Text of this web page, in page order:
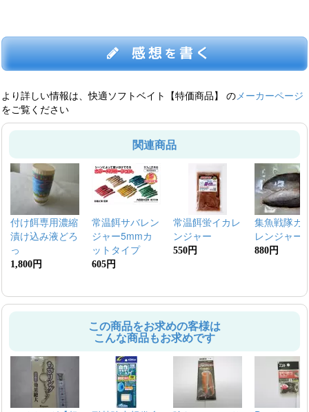
感想を書く
より詳しい情報は、快適ソフトベイト【特価商品】 のメーカーページ
をご覧ください
関連商品
付け餌専用濃縮
漬け込み液どろ
っ
1,800円
常温餌サバレン
ジャー5mmカ
ットタイプ
605円
常温餌蛍イカレ
ンジャー
550円
集魚戦隊カ
レンジャー
880円
この商品をお求めの客様は
こんな商品もお求めです